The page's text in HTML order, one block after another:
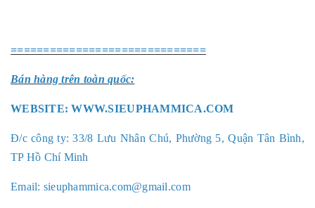
==============================
Bán hàng trên toàn quốc:
WEBSITE:WWW.SIEUPHAMMICA.COM
Đ/c công ty: 33/8 Lưu Nhân Chú, Phường 5, Quận Tân Bình,
TP Hồ Chí Minh
Email: sieuphammica.com@gmail.com